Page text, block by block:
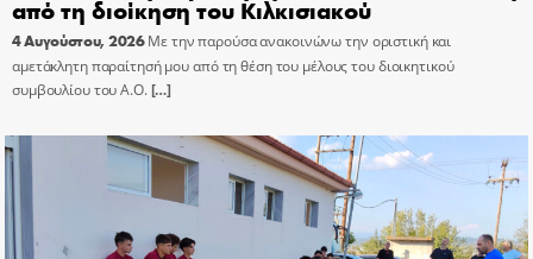
από τη διοίκηση του Κιλκισιακού
4 Αυγούστου, 2026 Με την παρούσα ανακοινώνω την οριστική και
αμετάκλητη παραίτησή μου από τη θέση του μέλους του διοικητικού
συμβουλίου του Α.Ο.[…]